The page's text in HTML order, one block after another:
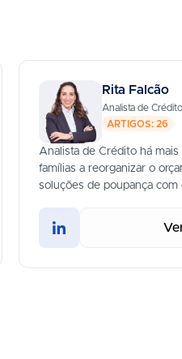
Rita Falcão
Analista de
ARTIGOS: 26
Analista de Crédito há mais
famílias a reorganizar o
soluções de poupança com